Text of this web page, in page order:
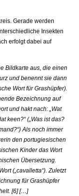
Gerade werden
Insekten
erfolgt dabei auf
Bildkarte aus, die einen
und benennt sie dann
Wort für Grashüpfer).
Bezeichnung auf
und hakt nach: „Wat
keen?“ („Was ist das?
Als noch immer
den portugiesischen
Kin­der das Wort
Übersetzung.
(„cavalletta“). Zuletzt
für Grashüpfer
[6] […]